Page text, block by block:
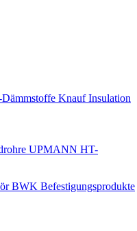
Knauf Insulation
UPMANN HT-
BWK Befestigungsprodukte